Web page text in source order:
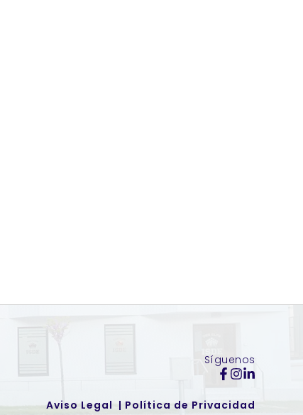
Síguenos
Aviso Legal | Política de Privacidad